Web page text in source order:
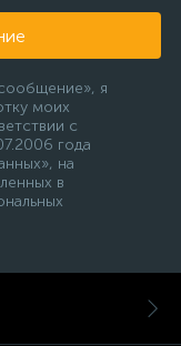
я
моих
с
года
на
в